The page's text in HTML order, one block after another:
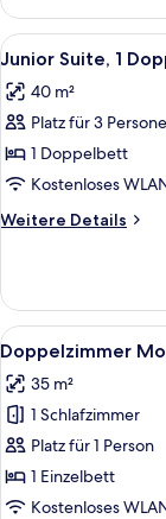
top
floor
Alle
Fotos
für
Junior
Suite,
1
Doppelbett
anzeigen
4
Junior Suite, 1
40 m²
Platz für 3
1 Doppelbett
Kostenloses
Weitere Details
Weitere
Suite,
Doppelbett
Alle
Fotos
für
Doppelzimmer
Monarch
zur
Einzelnutzung
5
Doppelzimmer
35 m²
1 Schlafzimmer
Platz für 1 Person
1 Einzelbett
Kostenloses